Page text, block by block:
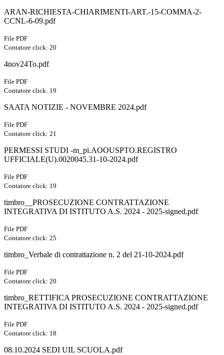
ARAN-RICHIESTA-CHIARIMENTI-ART.-15-COMMA-2-
CCNL-6-09.pdf
File PDF
Contatore click: 20
4nov24To.pdf
File PDF
Contatore click: 19
SAATA NOTIZIE - NOVEMBRE 2024.pdf
File PDF
Contatore click: 21
PERMESSI STUDI -m_pi.AOOUSPTO.REGISTRO
UFFICIALE(U).0020045.31-10-2024.pdf
File PDF
Contatore click: 19
timbro__PROSECUZIONE CONTRATTAZIONE
INTEGRATIVA DI ISTITUTO A.S. 2024 - 2025-signed.pdf
File PDF
Contatore click: 25
timbro_Verbale di contrattazione n. 2 del 21-10-2024.pdf
File PDF
Contatore click: 20
timbro_RETTIFICA PROSECUZIONE CONTRATTAZIONE
INTEGRATIVA DI ISTITUTO A.S. 2024 - 2025-signed.pdf
File PDF
Contatore click: 18
08.10.2024 SEDI UIL SCUOLA.pdf